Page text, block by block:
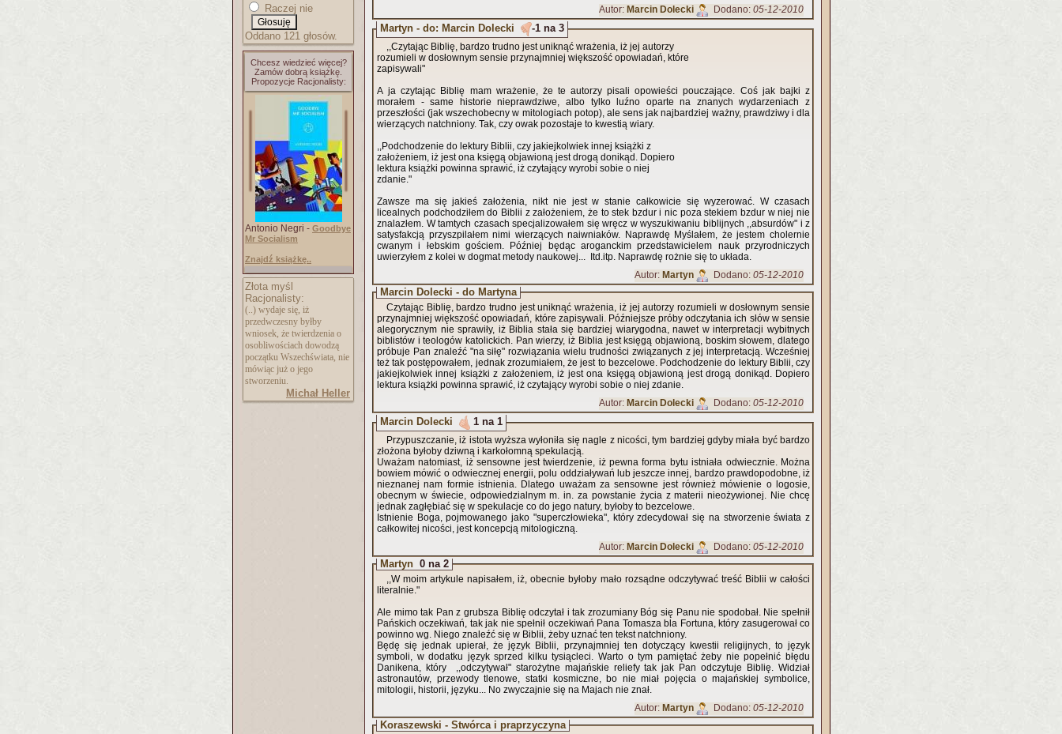
Raczej nie
Oddano 121 głosów.
Chcesz wiedzieć więcej?
Zamów dobrą książkę.
Propozycje Racjonalisty:
Antonio Negri - Goodbye
Mr Socialism
Znajdź książkę..
Złota myśl
Racjonalisty:
(..) wydaje się, iż
przedwczesny byłby
wniosek, że twierdzenia o
osobliwościach dowodzą
początku Wszechświata, nie
mówiąc już o jego
stworzeniu.
Michał Heller
Autor: Marcin Dolecki Dodano: 05-12-2010
Martyn - do: Marcin Dolecki -1 na 3
,,Czytając Biblię, bardzo trudno jest uniknąć wrażenia, iż jej autorzy
rozumieli w dosłownym sensie przynajmniej większość opowiadań, które
zapisywali"
A ja czytając Biblię mam wrażenie, że te autorzy pisali opowieści pouczające. Coś jak bajki z
morałem - same historie nieprawdziwe, albo tylko luźno oparte na znanych wydarzeniach z
przeszłości (jak wszechobecny w mitologiach potop), ale sens jak najbardziej ważny, prawdziwy i dla
wierzących natchniony. Tak, czy owak pozostaje to kwestią wiary.
,,Podchodzenie do lektury Biblii, czy jakiejkolwiek innej książki z
założeniem, iż jest ona księgą objawioną jest drogą donikąd. Dopiero
lektura książki powinna sprawić, iż czytający wyrobi sobie o niej
zdanie."
Zawsze ma się jakieś założenia, nikt nie jest w stanie całkowicie się wyzerować. W czasach
licealnych podchodziłem do Biblii z założeniem, że to stek bzdur i nic poza stekiem bzdur w niej nie
znalazłem. W tamtych czasach specjalizowałem się wręcz w wyszukiwaniu biblijnych ,,absurdów" i z
satysfakcją przyszpilałem nimi wierzących naiwniaków. Naprawdę Myślałem, że jestem cholernie
cwanym i łebskim gościem. Później będąc aroganckim przedstawicielem nauk przyrodniczych
uwierzyłem z kolei w dogmat metody naukowej... Itd.itp. Naprawdę rożnie się to układa.
Autor: Martyn Dodano: 05-12-2010
Marcin Dolecki - do Martyna
Czytając Biblię, bardzo trudno jest uniknąć wrażenia, iż jej autorzy rozumieli w dosłownym sensie
przynajmniej większość opowiadań, które zapisywali. Późniejsze próby odczytania ich słów w sensie
alegorycznym nie sprawiły, iż Biblia stała się bardziej wiarygodna, nawet w interpretacji wybitnych
biblistów i teologów katolickich. Pan wierzy, iż Biblia jest księgą objawioną, boskim słowem, dlatego
próbuje Pan znaleźć "na siłę" rozwiązania wielu trudności związanych z jej interpretacją. Wcześniej
też tak postępowałem, jednak zrozumiałem, że jest to bezcelowe. Podchodzenie do lektury Biblii, czy
jakiejkolwiek innej książki z założeniem, iż jest ona księgą objawioną jest drogą donikąd. Dopiero
lektura książki powinna sprawić, iż czytający wyrobi sobie o niej zdanie.
Autor: Marcin Dolecki Dodano: 05-12-2010
Marcin Dolecki 1 na 1
Przypuszczanie, iż istota wyższa wyłoniła się nagle z nicości, tym bardziej gdyby miała być bardzo
złożona byłoby dziwną i karkołomną spekulacją.
Uważam natomiast, iż sensowne jest twierdzenie, iż pewna forma bytu istniała odwiecznie. Można
bowiem mówić o odwiecznej energii, polu oddziaływań lub jeszcze innej, bardzo prawdopodobne, iż
nieznanej nam formie istnienia. Dlatego uważam za sensowne jest również mówienie o logosie,
obecnym w świecie, odpowiedzialnym m. in. za powstanie życia z materii nieożywionej. Nie chcę
jednak zagłębiać się w spekulacje co do jego natury, byłoby to bezcelowe.
Istnienie Boga, pojmowanego jako "superczłowieka", który zdecydował się na stworzenie świata z
całkowitej nicości, jest koncepcją mitologiczną.
Autor: Marcin Dolecki Dodano: 05-12-2010
Martyn 0 na 2
,,W moim artykule napisałem, iż, obecnie byłoby mało rozsądne odczytywać treść Biblii w całości
literalnie."
Ale mimo tak Pan z grubsza Biblię odczytał i tak zrozumiany Bóg się Panu nie spodobał. Nie spełnił
Pańskich oczekiwań, tak jak nie spełnił oczekiwań Pana Tomasza bla Fortuna, który zasugerował co
powinno wg. Niego znaleźć się w Biblii, żeby uznać ten tekst natchniony.
Będę się jednak upierał, że język Biblii, przynajmniej ten dotyczący kwestii religijnych, to język
symboli, w dodatku język sprzed kilku tysiącleci. Warto o tym pamiętać żeby nie popełnić błędu
Danikena, który ,,odczytywał" starożytne majańskie reliefy tak jak Pan odczytuje Biblię. Widział
astronautów, przewody tlenowe, statki kosmiczne, bo nie miał pojęcia o majańskiej symbolice,
mitologii, historii, języku... No zwyczajnie się na Majach nie znał.
Autor: Martyn Dodano: 05-12-2010
Koraszewski - Stwórca i praprzyczyna